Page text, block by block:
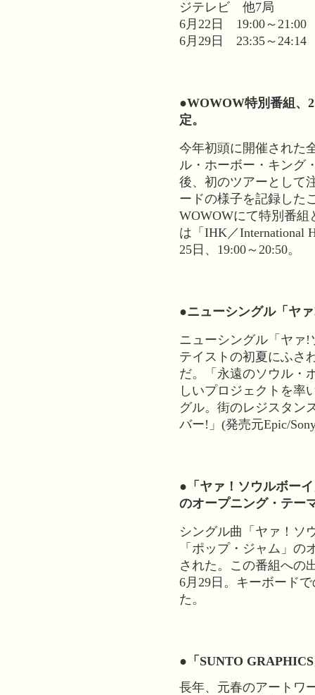
ジテレビ 他7局
6月22日 19:00～
6月29日 23:35～
●WOWOW特別番組、
定。
今年初頭に開催された
ル・ホーボー・キング
後、初のツアーとして
ードの様子を記録した
WOWOWにて特別番
は「IHK／International
25日、19:00～20:50。
●ニューシングル「ヤ
ニューシングル「ヤァ
テイストの初夏にふさ
だ。「永遠のソウル・
しいプロジェクトを率
グル。街のレジスタン
バー!」(発売元Epic/
●「ヤァ！ソウルボー
のオープニング・テー
シングル曲「ヤァ！ソ
「ポップ・ジャム」
された。この番組への
6月29日。キーボード
た。
●「SUNTO
長年、元春のアートワ